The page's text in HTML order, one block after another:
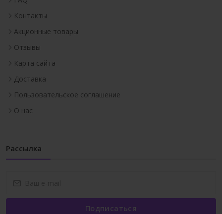
Контакты
Акционные товары
Отзывы
Карта сайта
Доставка
Пользовательское соглашение
О нас
Рассылка
Подписаться